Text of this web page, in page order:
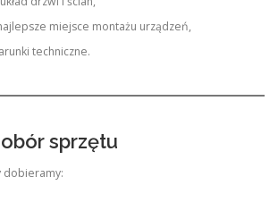
miejsce montażu urządzeń,
techniczne.
sprzętu
dobieramy: